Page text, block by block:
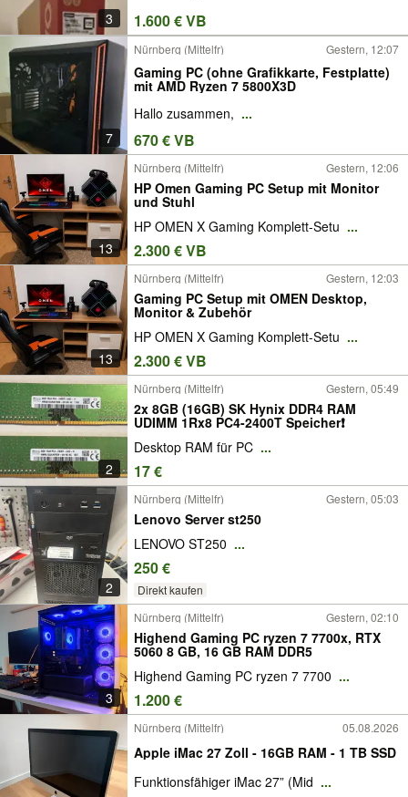
3 1.600 € VB
7
Nürnberg (Mittelfr) Gestern, 12:07
Gaming PC (ohne Grafikkarte, Festplatte)
mit AMD Ryzen 7 5800X3D
Hallo zusammen, ...
670 € VB
13
Nürnberg (Mittelfr) Gestern, 12:06
HP Omen Gaming PC Setup mit Monitor
und Stuhl
HP OMEN X Gaming Komplett-Setu ...
2.300 € VB
13
Nürnberg (Mittelfr) Gestern, 12:03
Gaming PC Setup mit OMEN Desktop,
Monitor & Zubehör
HP OMEN X Gaming Komplett-Setu ...
2.300 € VB
2
Nürnberg (Mittelfr) Gestern, 05:49
2x 8GB (16GB) SK Hynix DDR4 RAM
UDIMM 1Rx8 PC4-2400T Speicher❗️
Desktop RAM für PC ...
17 €
2
Nürnberg (Mittelfr) Gestern, 05:03
Lenovo Server st250
LENOVO ST250 ...
250 €
Direkt kaufen
3
Nürnberg (Mittelfr) Gestern, 02:10
Highend Gaming PC ryzen 7 7700x, RTX
5060 8 GB, 16 GB RAM DDR5
Highend Gaming PC ryzen 7 7700 ...
1.200 €
Nürnberg (Mittelfr) 05.08.2026
Apple iMac 27 Zoll - 16GB RAM - 1 TB SSD
Funktionsfähiger iMac 27” (Mid ...